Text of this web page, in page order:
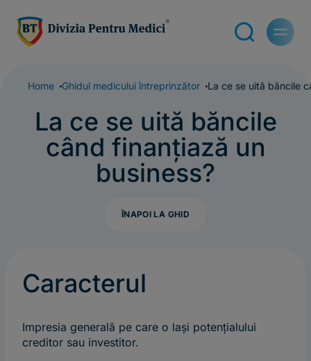
Home Ghidul medicului întreprinzător La ce se uită băncile
La ce se uită băncile
când finanțiază un
business?
ÎNAPOI LA GHID
Caracterul
Impresia generală pe care o lași potențialului
creditor sau investitor.